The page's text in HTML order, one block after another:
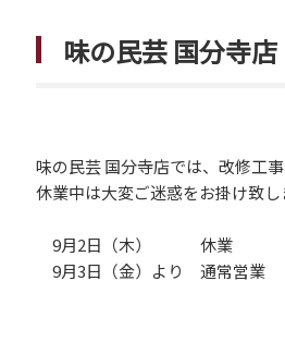
味の民芸 国分寺
味の民芸 国分寺店では、改修工
休業中は大変ご迷惑をお掛け致
9月2日（木） 休業
9月3日（金）より 通常営業